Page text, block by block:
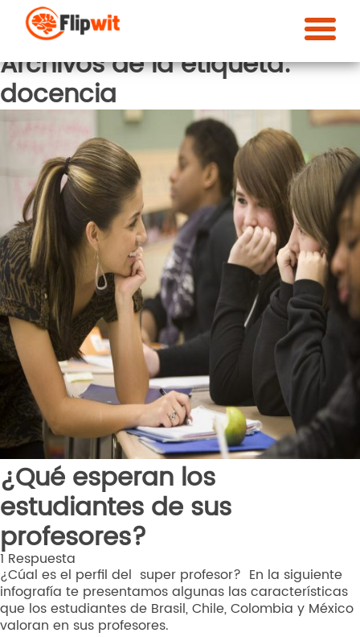
Archivos de la etiqueta:
docencia
¿Qué esperan los
estudiantes de sus
profesores?
1 Respuesta
¿Cúal es el perfil del super profesor? En la siguiente
infografía te presentamos algunas las características
que los estudiantes de Brasil, Chile, Colombia y México
valoran en sus profesores.